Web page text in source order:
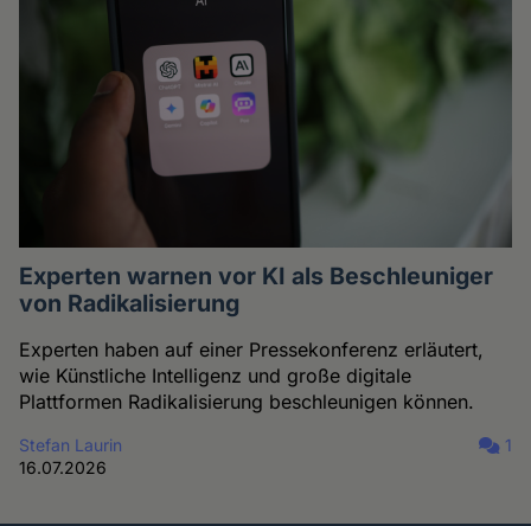
Experten warnen vor KI als Beschleuniger
von Radikalisierung
Experten haben auf einer Pressekonferenz erläutert,
wie Künstliche Intelligenz und große digitale
Plattformen Radikalisierung beschleunigen können.
Stefan Laurin
16.07.2026
1